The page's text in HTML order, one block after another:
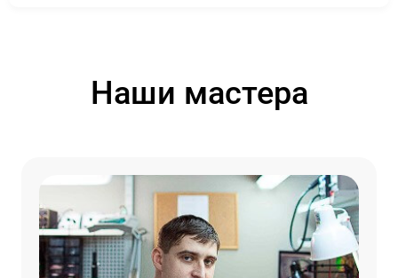
Наши мастера